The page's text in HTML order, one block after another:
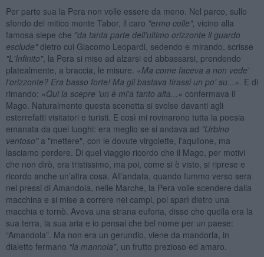
Per parte sua la Pera non volle essere da meno. Nel parco, sullo
sfondo del mitico monte Tabor, il caro "ermo colle", vicino alla
famosa siepe che "da tanta parte dell'ultimo orizzonte il guardo
esclude"dietro cui Giacomo Leopardi, sedendo e mirando, scrisse
"L'Infinito", la Pera si mise ad alzarsi ed abbassarsi, prendendo
platealmente, a braccia, le misure. «Ma come faceva a non vede'
l'orizzonte? Era basso forte! Ma gli bastava tirassi un po' su...». E di
rimando: «Qui la scepre 'un è mi'a tanto alta...» confermava il
Mago. Naturalmente questa scenetta si svolse davanti agli
esterrefatti visitatori e turisti. E così mi rovinarono tutta la poesia
emanata da quei luoghi: era meglio se si andava ad "Urbino
ventoso"a "mettere", con le dovute virgolette, l'aquilone, ma
lasciamo perdere. Di quel viaggio ricordo che il Mago, per motivi
che non dirò, era tristissimo, ma poi, come si è visto, si riprese e
ricordo anche un’altra cosa. All’andata, quando fummo verso sera
nei pressi di Amandola, nelle Marche, la Pera volle scendere dalla
macchina e si mise a correre nei campi, poi sparì dietro una
macchia e tornò. Aveva una strana euforia, disse che quella era la
sua terra, la sua aria e io pensai che bel nome per un paese:
“Amandola”. Ma non era un gerundio, viene da mandorla, in
dialetto fermano “la mannola”, un frutto prezioso ed amaro.